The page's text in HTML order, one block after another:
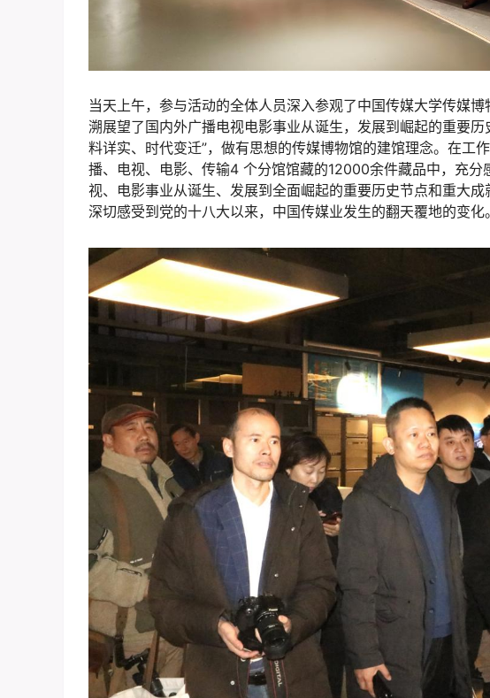
当天上午，参与活动的全体人员深入参观了中国传媒大学传媒
溯展望了国内外广播电视电影事业从诞生，发展到崛起的重要
料详实、时代变迁”，做有思想的传媒博物馆的建馆理念。在工
播、电视、电影、传输4 个分馆馆藏的12000余件藏品中，充
视、电影事业从诞生、发展到全面崛起的重要历史节点和重大
深切感受到党的十八大以来，中国传媒业发生的翻天覆地的变化。